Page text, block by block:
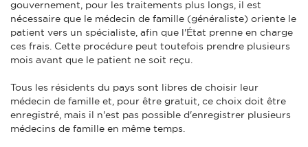
gouvernement, pour les traitements plus longs, il est
nécessaire que le médecin de famille (généraliste) oriente le
patient vers un spécialiste, afin que l'État prenne en charge
ces frais. Cette procédure peut toutefois prendre plusieurs
mois avant que le patient ne soit reçu.
Tous les résidents du pays sont libres de choisir leur
médecin de famille et, pour être gratuit, ce choix doit être
enregistré, mais il n'est pas possible d'enregistrer plusieurs
médecins de famille en même temps.